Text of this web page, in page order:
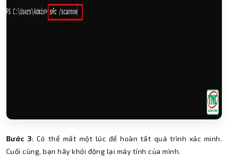
Bước 3: Có thể mất một lúc để hoàn tất quá trình xác minh.
Cuối cùng, bạn hãy khởi động lại máy tính của mình.